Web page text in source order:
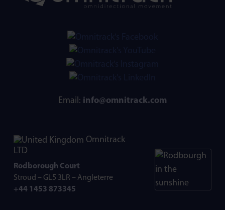
Email: info@omnitrack.com
Omnitrack
LTD
Rodborough Court
Stroud – GL5 3LR –Angleterre
+44 1453 873345